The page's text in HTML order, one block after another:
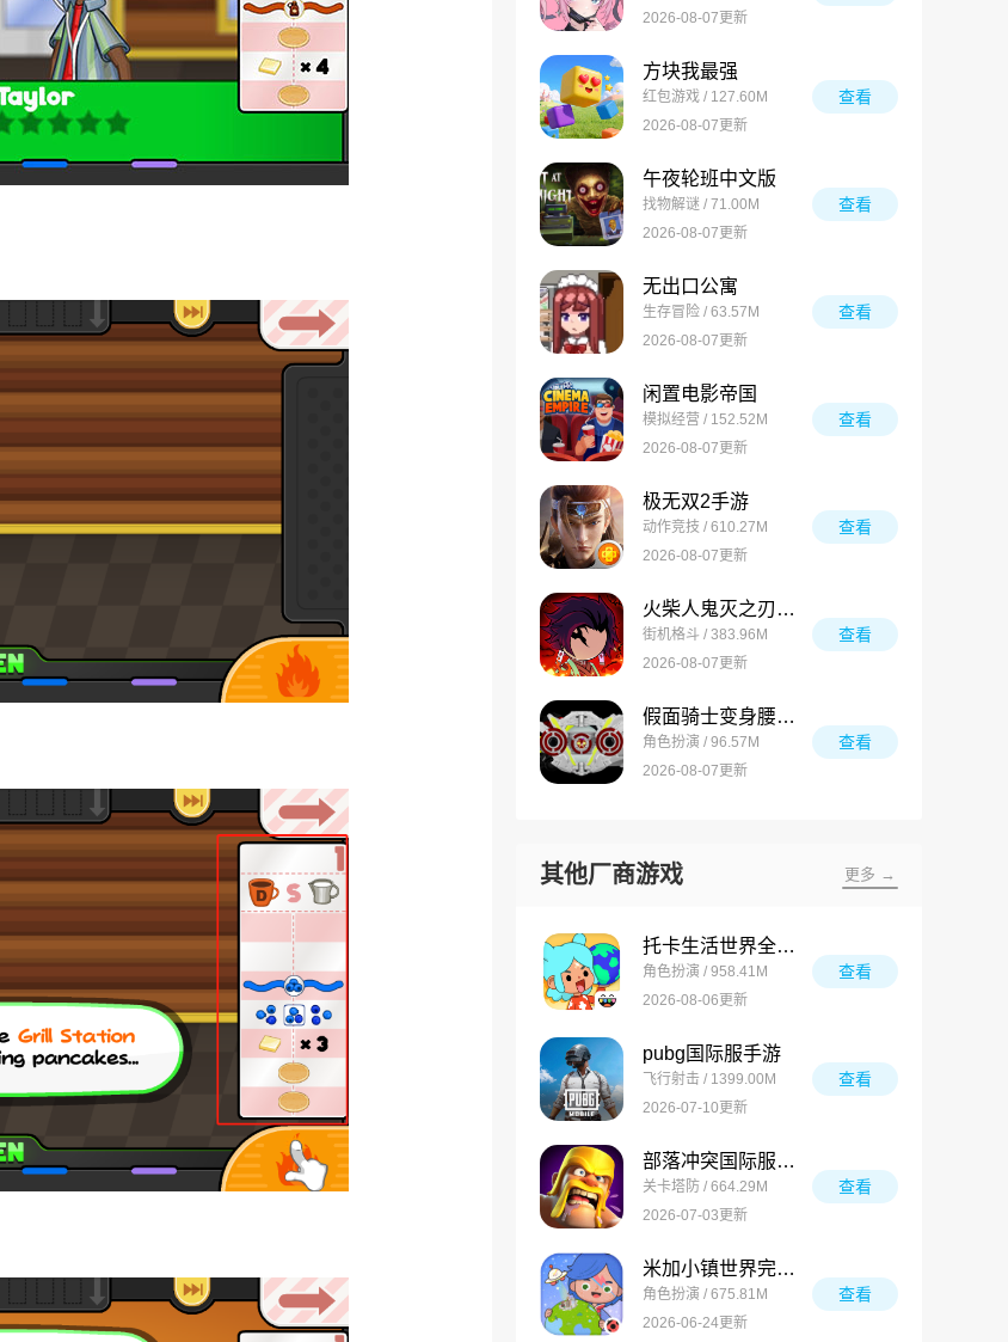
2026-08-07更新
方块我最强
红包游戏 / 127.60M
2026-08-07更新
查看
午夜轮班中文版
找物解谜 / 71.00M
2026-08-07更新
查看
无出口公寓
生存冒险 / 63.57M
2026-08-07更新
查看
闲置电影帝国
模拟经营 / 152.52M
2026-08-07更新
查看
极无双2手游
动作竞技 / 610.27M
2026-08-07更新
查看
火柴人鬼灭之刃游戏
街机格斗 / 383.96M
2026-08-07更新
查看
假面骑士变身腰带模拟器合集
角色扮演 / 96.57M
2026-08-07更新
查看
其他厂商游戏 更多 →
托卡生活世界全解锁版
角色扮演 / 958.41M
2026-08-06更新
查看
pubg国际服手游
飞行射击 / 1399.00M
2026-07-10更新
查看
部落冲突国际服最新版
关卡塔防 / 664.29M
2026-07-03更新
查看
米加小镇世界完整版
角色扮演 / 675.81M
2026-06-24更新
查看